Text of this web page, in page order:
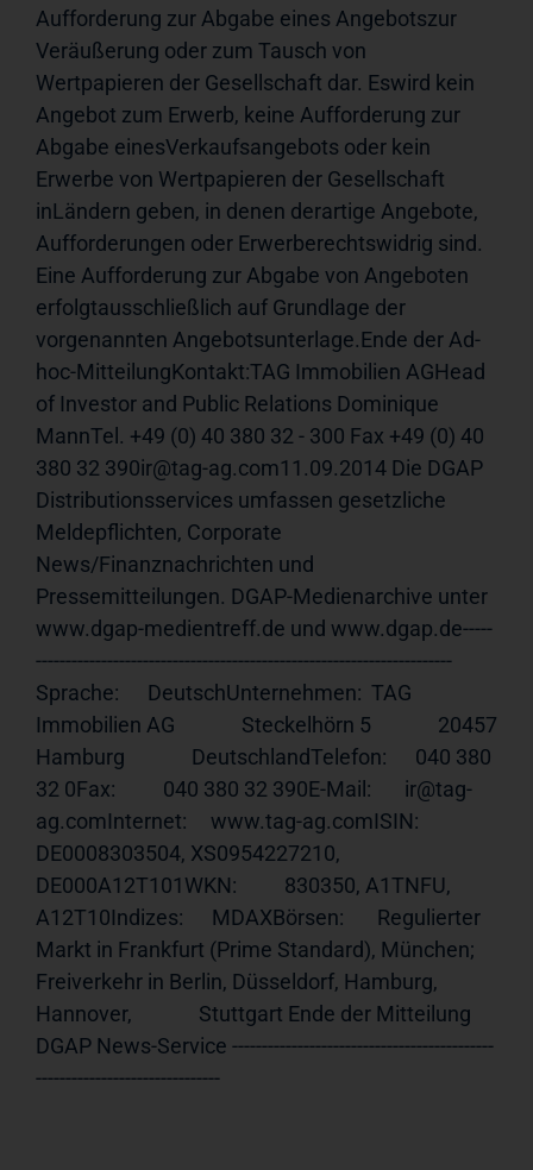
Aufforderung zur Abgabe eines Angebotszur
Veräußerung oder zum Tausch von
Wertpapieren der Gesellschaft dar. Eswird kein
Angebot zum Erwerb, keine Aufforderung zur
Abgabe einesVerkaufsangebots oder kein
Erwerbe von Wertpapieren der Gesellschaft
inLändern geben, in denen derartige Angebote,
Aufforderungen oder Erwerberechtswidrig sind.
Eine Aufforderung zur Abgabe von Angeboten
erfolgtausschließlich auf Grundlage der
vorgenannten Angebotsunterlage.Ende der Ad-
hoc-MitteilungKontakt:TAG Immobilien AGHead
of Investor and Public Relations Dominique
MannTel. +49 (0) 40 380 32 - 300 Fax +49 (0) 40
380 32 390ir@tag-ag.com11.09.2014 Die DGAP
Distributionsservices umfassen gesetzliche
Meldepflichten, Corporate
News/Finanznachrichten und
Pressemitteilungen. DGAP-Medienarchive unter
www.dgap-medientreff.de und www.dgap.de-----
----------------------------------------------------------------------
Sprache:      DeutschUnternehmen:  TAG
Immobilien AG              Steckelhörn 5              20457
Hamburg              DeutschlandTelefon:      040 380
32 0Fax:          040 380 32 390E-Mail:       ir@tag-
ag.comInternet: www.tag-ag.comISIN:
DE0008303504, XS0954227210,
DE000A12T101WKN:          830350, A1TNFU,
A12T10Indizes:      MDAXBörsen:       Regulierter
Markt in Frankfurt (Prime Standard), München;
Freiverkehr in Berlin, Düsseldorf, Hamburg,
Hannover,              Stuttgart Ende der Mitteilung
DGAP News-Service --------------------------------------------
-------------------------------